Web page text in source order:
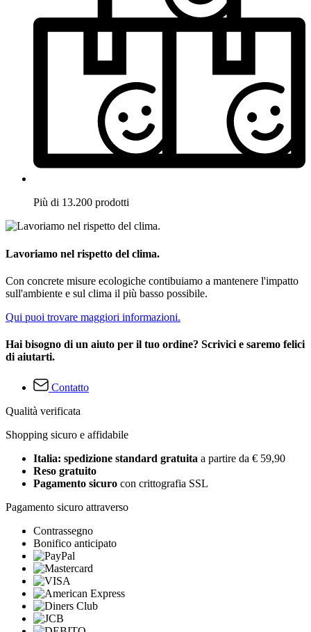
Più di 13.200 prodotti
Lavoriamo nel rispetto del clima.
Con concrete misure ecologiche contibuiamo a mantenere l'impatto
sull'ambiente e sul clima il più basso possibile.
Qui puoi trovare maggiori informazioni.
Hai bisogno di un aiuto per il tuo ordine? Scrivici e saremo felici
di aiutarti.
Contatto
Qualità verificata
Shopping sicuro e affidabile
Italia: spedizione standard gratuita a partire da € 59,90
Reso gratuito
Pagamento sicuro con crittografia SSL
Pagamento sicuro attraverso
Contrassegno
Bonifico anticipato